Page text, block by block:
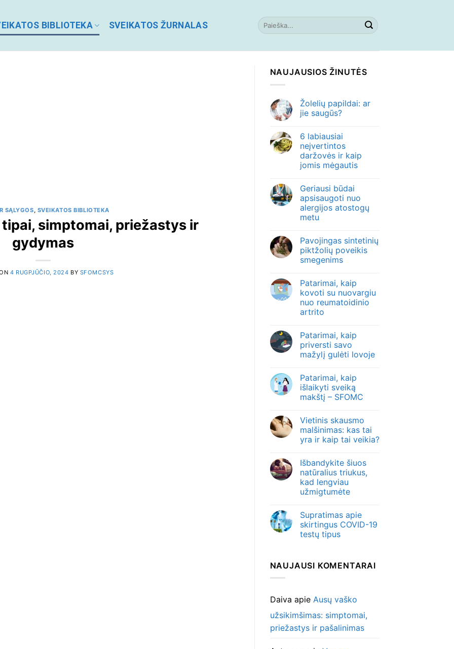
BIBLIOTEKA SVEIKATOS ŽURNALAS
SĄLYGOS, SVEIKATOS BIBLIOTEKA
simptomai, priežastys ir
gydymas
4 RUGPJŪČIO, 2024 BY SFOMCSYS
NAUJAUSIOS ŽINUTĖS
Žolelių papildai: ar
jie saugūs?
6 labiausiai
neįvertintos
daržovės ir kaip
jomis mėgautis
Geriausi būdai
apsisaugoti nuo
alergijos atostogų
metu
Pavojingas sintetinių
piktžolių poveikis
smegenims
Patarimai, kaip
kovoti su nuovargiu
nuo reumatoidinio
artrito
Patarimai, kaip
priversti savo
mažylį gulėti lovoje
Patarimai, kaip
išlaikyti sveiką
makštį – SFOMC
Vietinis skausmo
malšinimas: kas tai
yra ir kaip tai veikia?
Išbandykite šiuos
natūralius triukus,
kad lengviau
užmigtumėte
Supratimas apie
skirtingus COVID-19
testų tipus
NAUJAUSI KOMENTARAI
Daiva apie Ausų vaško
užsikimšimas: simptomai,
priežastys ir pašalinimas